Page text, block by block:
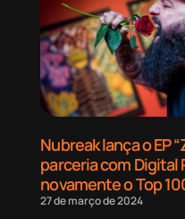
Nubreak lança o EP
parceria com Digital
novamente o Top
27 de março de 2024